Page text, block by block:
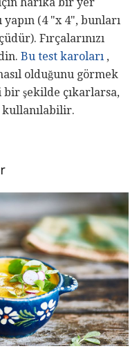
(4 "x 4", bunları
Fırçalarınızı
Bu test karoları ,
olduğunu görmek
şekilde çıkarlarsa,